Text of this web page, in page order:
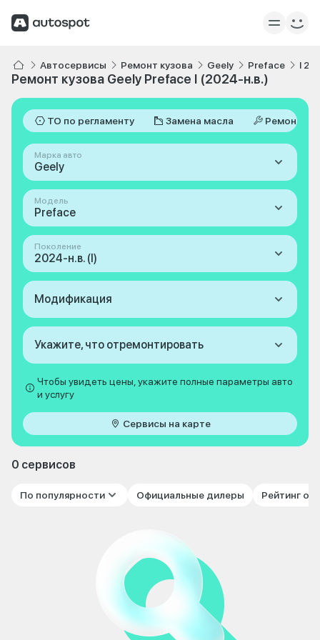
Автосервисы Ремонт кузова Geely Preface I
Ремонт кузова Geely Preface I (2024-н.в.)
ТО по регламенту Замена масла Ремонт
Марка авто
Geely
Модель
Preface
Поколение
2024-н.в. (I)
Модификация
Укажите, что отремонтировать
Чтобы увидеть цены, укажите полные параметры авто
и услугу
Сервисы на карте
0 сервисов
По популярности Официальные дилеры Рейтинг